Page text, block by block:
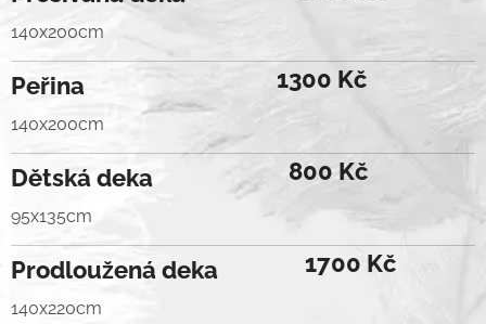
140x200cm
Peřina
140x200cm
1300 Kč
Dětská deka
95x135cm
800 Kč
Prodloužená deka
140x220cm
1700 Kč